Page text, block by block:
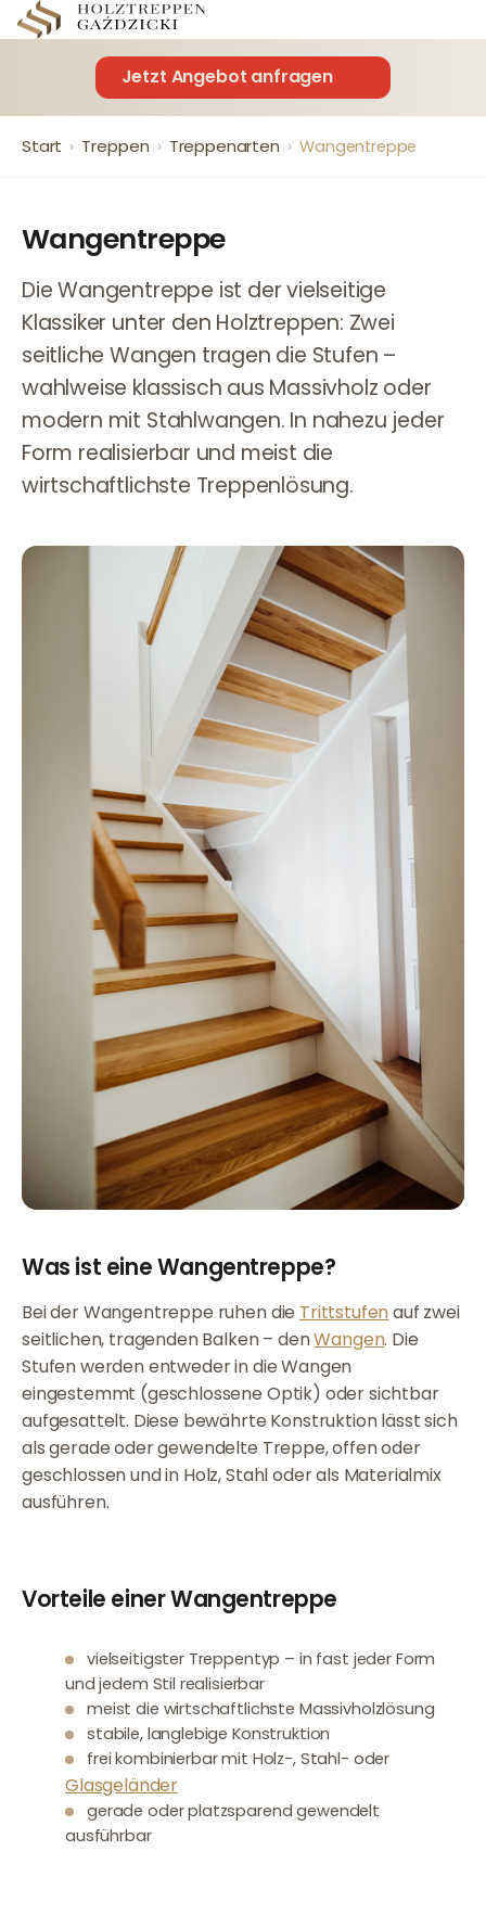
Jetzt Angebot anfragen
Start › Treppen › Treppenarten › Wangentreppe
Wangentreppe
Die Wangentreppe ist der vielseitige
Klassiker unter den Holztreppen: Zwei
seitliche Wangen tragen die Stufen –
wahlweise klassisch aus Massivholz oder
modern mit Stahlwangen. In nahezu jeder
Form realisierbar und meist die
wirtschaftlichste Treppenlösung.
Was ist eine Wangentreppe?
Bei der Wangentreppe ruhen die Trittstufenauf zwei
seitlichen, tragenden Balken – denWangen. Die
Stufen werden entweder in die Wangen
eingestemmt (geschlossene Optik) oder sichtbar
aufgesattelt. Diese bewährte Konstruktion lässt sich
als gerade oder gewendelte Treppe, offen oder
geschlossen und in Holz, Stahl oder als Materialmix
ausführen.
Vorteile einer Wangentreppe
vielseitigster Treppentyp – in fast jeder Form
und jedem Stil realisierbar
meist die wirtschaftlichste Massivholzlösung
stabile, langlebige Konstruktion
frei kombinierbar mit Holz-, Stahl- oder
Glasgeländer
gerade oder platzsparend gewendelt
ausführbar